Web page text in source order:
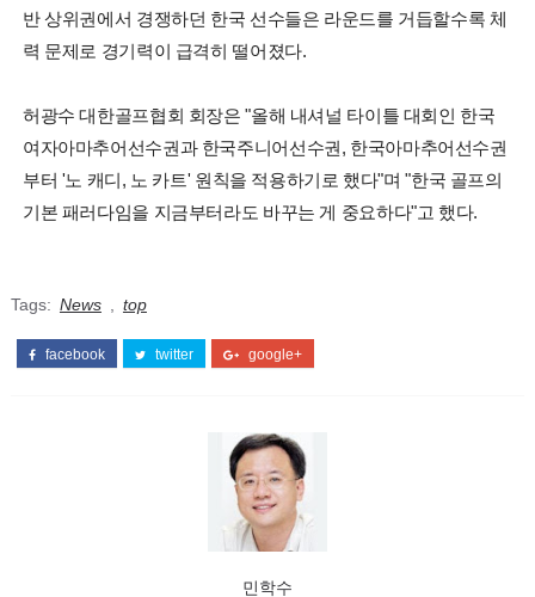
반 상위권에서 경쟁하던 한국 선수들은 라운드를 거듭할수록 체
력 문제로 경기력이 급격히 떨어졌다.
허광수 대한골프협회 회장은 "올해 내셔널 타이틀 대회인 한국
여자아마추어선수권과 한국주니어선수권, 한국아마추어선수권
부터 '노 캐디, 노 카트' 원칙을 적용하기로 했다"며 "한국 골프의
기본 패러다임을 지금부터라도 바꾸는 게 중요하다"고 했다.
Tags: News top
facebook twitter google+
민학수